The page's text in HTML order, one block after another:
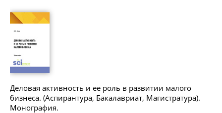
Деловая активность и ее роль в развитии малого
бизнеса. (Аспирантура, Бакалавриат, Магистратура).
Монография.